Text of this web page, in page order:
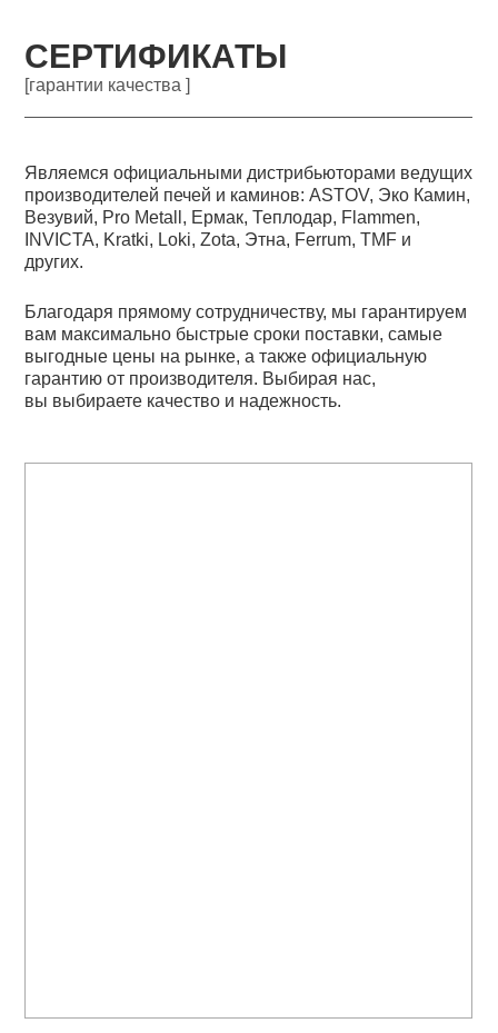
СЕРТИФИКАТЫ
[гарантии качества ]
Являемся официальными дистрибьюторами ведущих
производителей печей и каминов: ASTOV, Эко Камин,
Везувий, Pro Metall, Ермак, Теплодар, Flammen,
INVICTA, Kratki, Loki, Zota, Этна, Ferrum, TMF и
других.
Благодаря прямому сотрудничеству, мы гарантируем
вам максимально быстрые сроки поставки, самые
выгодные цены на рынке, а также официальную
гарантию от производителя. Выбирая нас,
вы выбираете качество и надежность.